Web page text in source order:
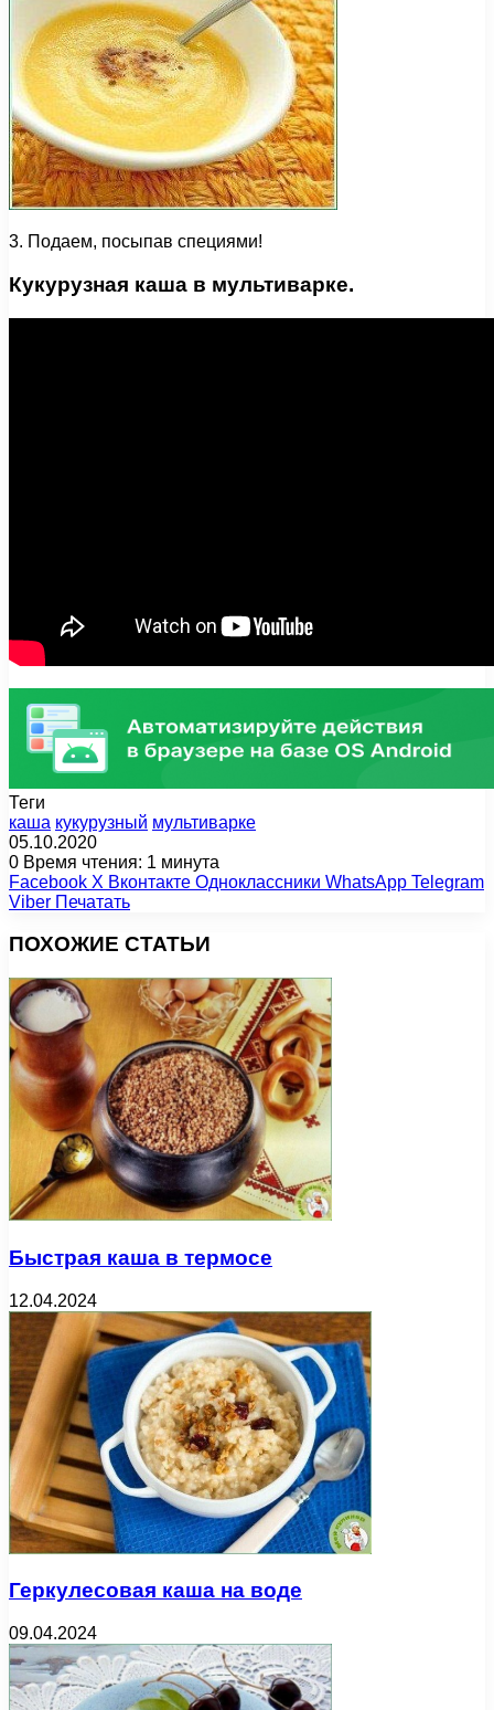
3. Подаем, посыпав специями!
Кукурузная каша в мультиварке.
Теги
каша кукурузный мультиварке
05.10.2020
0 Время чтения: 1 минута
Facebook X Вконтакте Одноклассники WhatsApp Telegram
Viber Печатать
ПОХОЖИЕ СТАТЬИ
Быстрая каша в термосе
12.04.2024
Геркулесовая каша на воде
09.04.2024